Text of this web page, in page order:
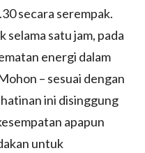
secara serempak.
satu jam, pada
energi dalam
– sesuai dengan
ini disinggung
apapun
untuk